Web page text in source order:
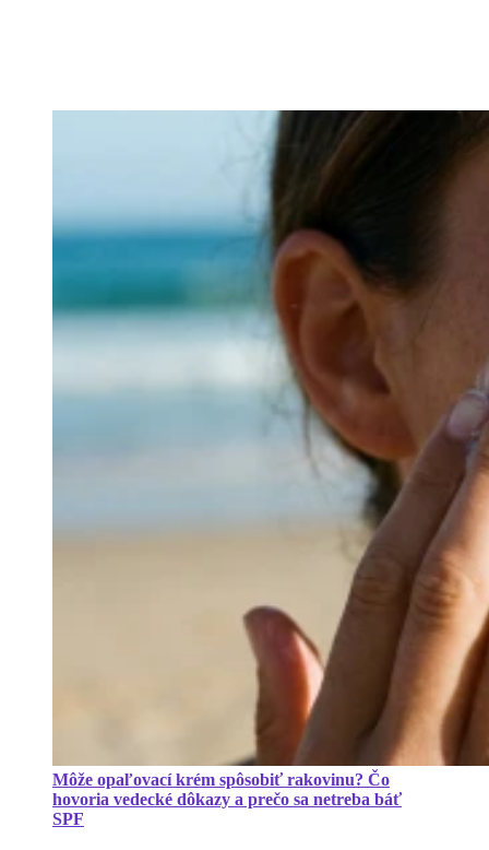
Môže opaľovací krém spôsobiť rakovinu? Čo
hovoria vedecké dôkazy a prečo sa netreba báť
SPF